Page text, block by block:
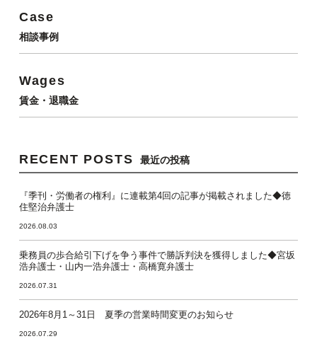
Case
相談事例
Wages
賃金・退職金
RECENT POSTS 最近の投稿
『季刊・労働者の権利』に連載第4回の記事が掲載されました◆徳
住堅治弁護士
2026.08.03
乗務員の歩合給引下げを争う事件で勝訴判決を獲得しました◆宮坂
浩弁護士・山内一浩弁護士・高橋寛弁護士
2026.07.31
2026年8月1～31日 夏季の営業時間変更のお知らせ
2026.07.29